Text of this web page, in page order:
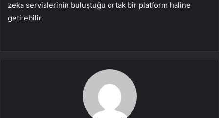
zeka servislerinin buluştuğu ortak bir platform haline
getirebilir.